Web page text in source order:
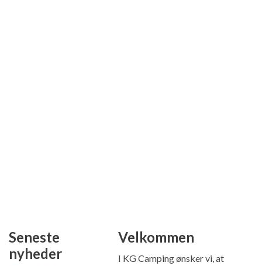
Seneste
nyheder
Velkommen
I KG Camping ønsker vi, at